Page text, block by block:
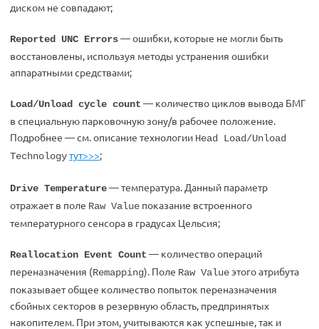
диском не совпадают;
Reported UNC Errors— ошибки, которые не могли быть
восстановлены, используя методы устранения ошибки
аппаратными средствами;
Load/Unload cycle count — количество циклов вывода БМГ
в специальную парковочную зону/в рабочее положение.
Подробнее — см. описание технологии Head Load/Unload
Technologyтут>>>;
Drive Temperature— температура. Данный параметр
отражает в поле Raw Value показание встроенного
температурного сенсора в градусах Цельсия;
Reallocation Event Count — количество операций
переназначения (Remapping). Поле Raw Valueэтого атрибута
показывает общее количество попыток переназначения
сбойных секторов в резервную область, предпринятых
накопителем. При этом, учитываются как успешные, так и